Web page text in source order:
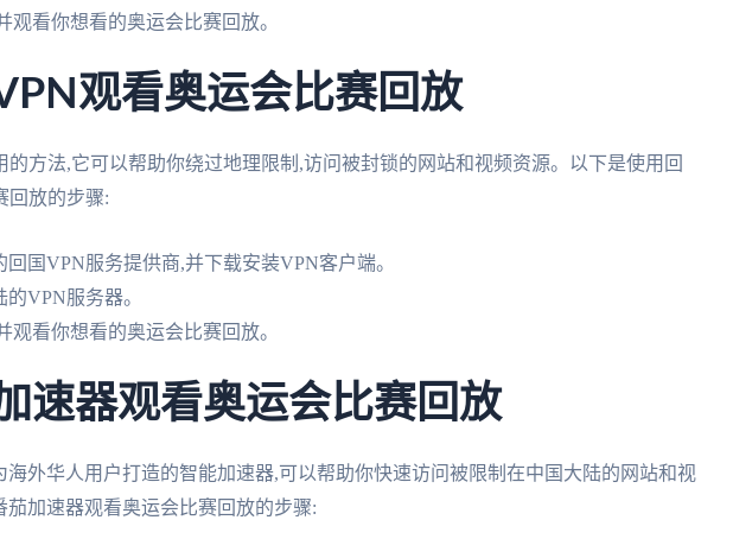
观看你想看的奥运会比赛回放。
观看奥运会比赛回放
的方法,它可以帮助你绕过地理限制,访问被封锁的网站和视频资源。以下是使用回
回放的步骤:
回国VPN服务提供商,并下载安装VPN客户端。
VPN服务器。
观看你想看的奥运会比赛回放。
速器观看奥运会比赛回放
海外华人用户打造的智能加速器,可以帮助你快速访问被限制在中国大陆的网站和视
茄加速器观看奥运会比赛回放的步骤: